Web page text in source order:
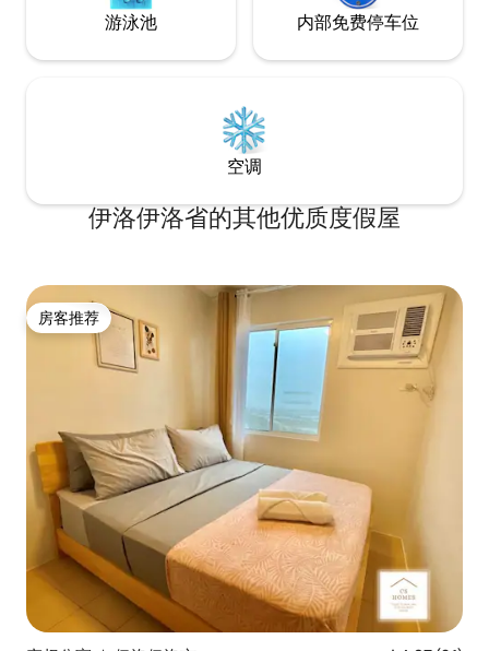
游泳池 内部免费停车位
空调
伊洛伊洛省的其他优质度假屋
房客推荐
房客推荐